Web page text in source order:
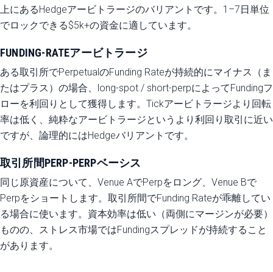
上にあるHedgeアービトラージのバリアントです。1–7日単位
でロックできる$5k+の資金に適しています。
FUNDING-RATEアービトラージ
ある取引所でPerpetualのFunding Rateが持続的にマイナス（ま
たはプラス）の場合、long-spot / short-perpによってFundingフ
ローを利回りとして獲得します。Tickアービトラージより回転
率は低く、純粋なアービトラージというより利回り取引に近い
ですが、論理的にはHedgeバリアントです。
取引所間PERP-PERPベーシス
同じ原資産について、Venue AでPerpをロング、Venue Bで
Perpをショートします。取引所間でFunding Rateが乖離してい
る場合に使います。資本効率は低い（両側にマージンが必要）
ものの、ストレス市場ではFundingスプレッドが持続すること
があります。